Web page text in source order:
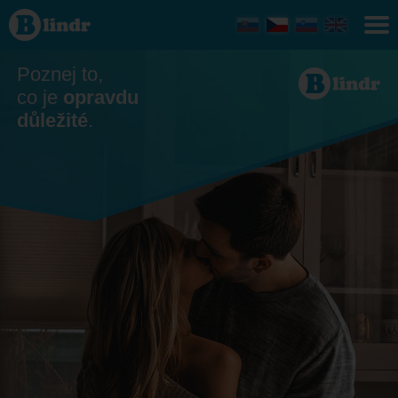
Seznamka
- Ona
hledá
Poznej to,
co je opravdu
důležité.